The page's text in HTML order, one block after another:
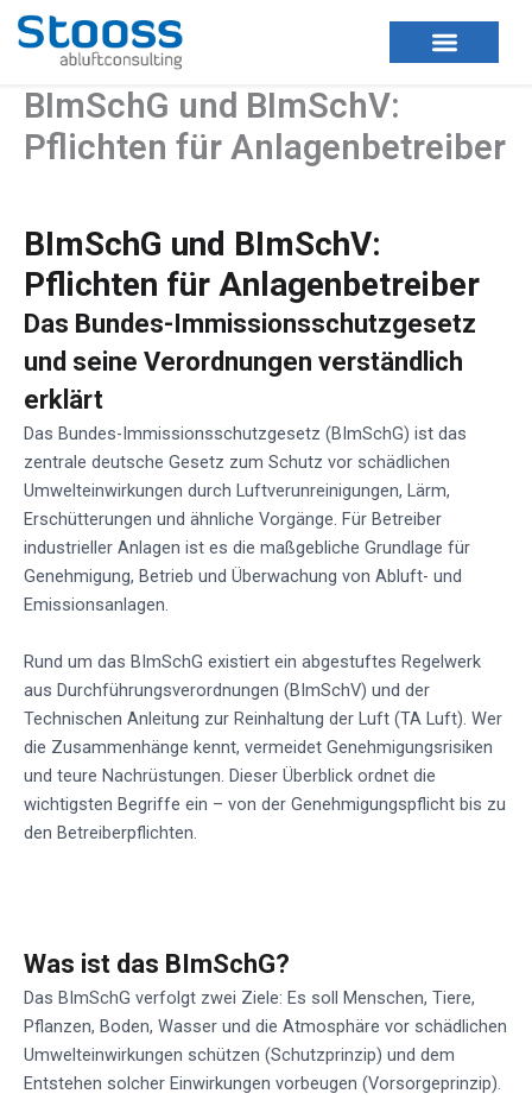
Zum
Inhalt
springen
BImSchG und BImSchV:
Pflichten für Anlagenbetreiber
BImSchG und BImSchV:
Pflichten für Anlagenbetreiber
Das Bundes-Immissionsschutzgesetz
und seine Verordnungen verständlich
erklärt
Das Bundes-Immissionsschutzgesetz (BImSchG) ist das
zentrale deutsche Gesetz zum Schutz vor schädlichen
Umwelteinwirkungen durch Luftverunreinigungen, Lärm,
Erschütterungen und ähnliche Vorgänge. Für Betreiber
industrieller Anlagen ist es die maßgebliche Grundlage für
Genehmigung, Betrieb und Überwachung von Abluft- und
Emissionsanlagen.
Rund um das BImSchG existiert ein abgestuftes Regelwerk
aus Durchführungsverordnungen (BImSchV) und der
Technischen Anleitung zur Reinhaltung der Luft (TA Luft). Wer
die Zusammenhänge kennt, vermeidet Genehmigungsrisiken
und teure Nachrüstungen. Dieser Überblick ordnet die
wichtigsten Begriffe ein – von der Genehmigungspflicht bis zu
den Betreiberpflichten.
Was ist das BImSchG?
Das BImSchG verfolgt zwei Ziele: Es soll Menschen, Tiere,
Pflanzen, Boden, Wasser und die Atmosphäre vor schädlichen
Umwelteinwirkungen schützen (Schutzprinzip) und dem
Entstehen solcher Einwirkungen vorbeugen (Vorsorgeprinzip).